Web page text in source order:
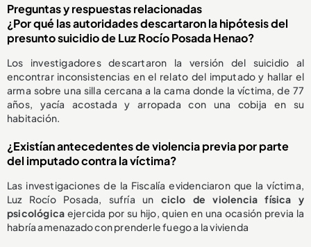
Preguntas y respuestas relacionadas
¿Por qué las autoridades descartaron la hipótesis del
presunto suicidio de Luz Rocío Posada Henao?
Los investigadores descartaron la versión del suicidio al
encontrar inconsistencias en el relato del imputado y hallar el
arma sobre una silla cercana a la cama donde la víctima, de 77
años, yacía acostada y arropada con una cobija en su
habitación.
¿Existían antecedentes de violencia previa por parte
del imputado contra la víctima?
Las investigaciones de la Fiscalía evidenciaron que la víctima,
Luz Rocío Posada, sufría un ciclo de violencia física y
psicológica ejercida por su hijo, quien en una ocasión previa la
habría amenazado con prenderle fuego a la vivienda